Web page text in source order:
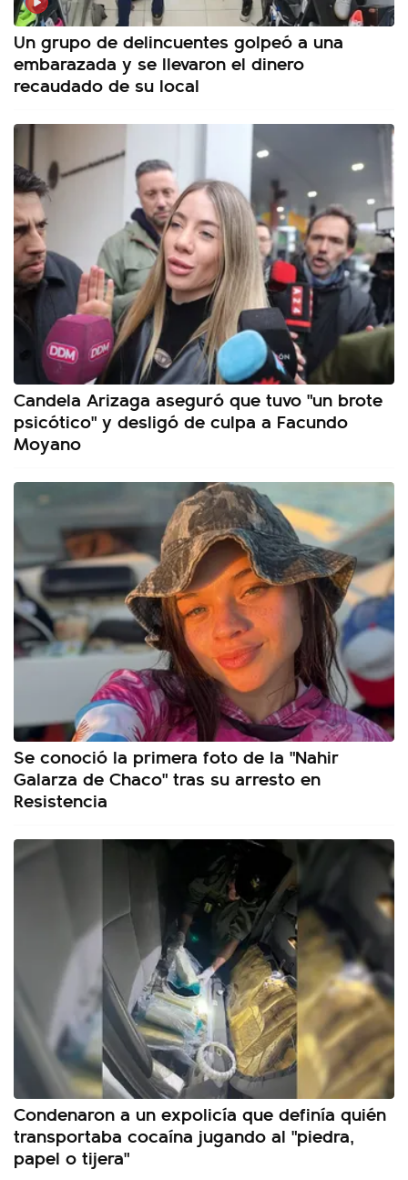
Un grupo de delincuentes golpeó a una
embarazada y se llevaron el dinero
recaudado de su local
Candela Arizaga aseguró que tuvo "un brote
psicótico" y desligó de culpa a Facundo
Moyano
Se conoció la primera foto de la "Nahir
Galarza de Chaco" tras su arresto en
Resistencia
Condenaron a un expolicía que definía quién
transportaba cocaína jugando al "piedra,
papel o tijera"